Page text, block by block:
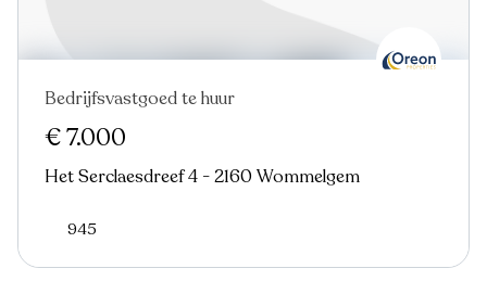
Bedrijfsvastgoed te huur
€ 7.000
Het Serclaesdreef 4 - 2160 Wommelgem
945